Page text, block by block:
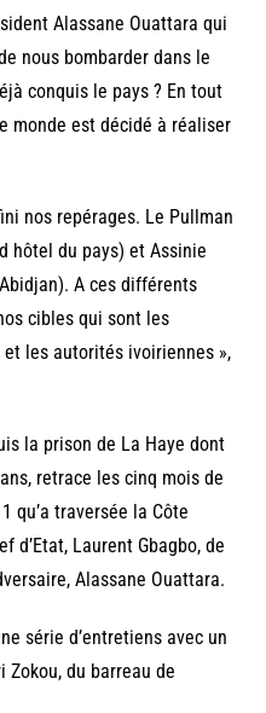
Alassane Ouattara qui
nous bombarder dans le
conquis le pays ? En tout
monde est décidé à réaliser
nos repérages. Le Pullman
hôtel du pays) et Assinie
A ces différents
cibles qui sont les
et les autorités ivoiriennes »,
la prison de La Haye dont
retrace les cinq mois de
qu’a traversée la Côte
d’Etat, Laurent Gbagbo, de
Alassane Ouattara.
série d’entretiens avec un
Zokou, du barreau de